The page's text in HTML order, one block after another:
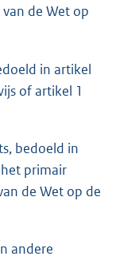
de Wet op
in artikel
of artikel 1
bedoeld in
primair
de Wet op de
andere